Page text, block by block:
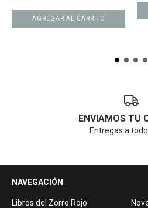
ENVIAMOS TU
Entregas a
NAVEGACIÓN
Libros del Zorro Rojo